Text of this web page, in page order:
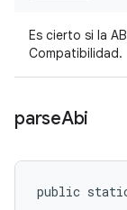
Es cierto si la
Compatibilidad.
parseAbi
public